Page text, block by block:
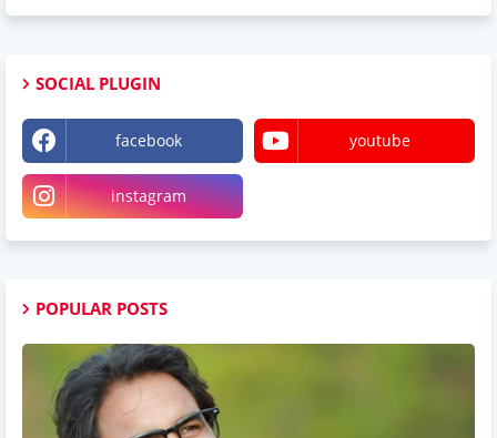
SOCIAL PLUGIN
facebook youtube
instagram
POPULAR POSTS